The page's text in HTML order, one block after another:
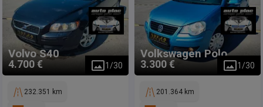
Volvo S40
4.700 € 1 /30
232.351 km
Volkswagen Polo
3.300 € 1 /30
201.364 km